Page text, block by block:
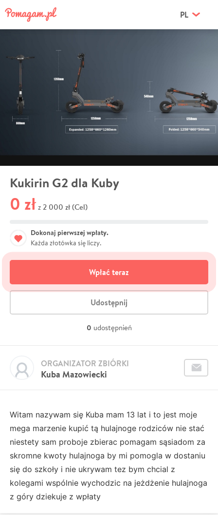
PL
Kukirin G2 dla Kuby
0 zł z 2 000 zł (Cel)
Dokonaj pierwszej wpłaty.
Każda złotówka się liczy.
Wpłać teraz
Udostępnij
0 udostępnień
Kuba Mazowiecki
ORGANIZATOR ZBIÓRKI
Witam nazywam się Kuba mam 13 lat i to jest moje
mega marzenie kupić tą hulajnoge rodziców nie stać
niestety sam proboje zbierac pomagam sąsiadom za
skromne kwoty hulajnoga by mi pomogla w dostaniu
się do szkoły i nie ukrywam tez bym chcial z
kolegami wspólnie wychodzic na jeżdżenie hulajnoga
z góry dziekuje z wpłaty